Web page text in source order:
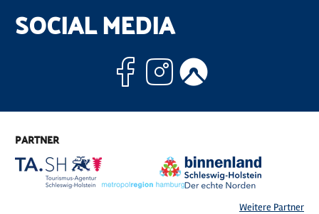
SOCIAL MEDIA
Facebook
Instagram
PARTNER
Weitere Partner